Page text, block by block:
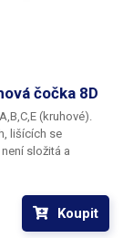
čočka 8D
(kruhové).
lišících se
složitá a
Koupit